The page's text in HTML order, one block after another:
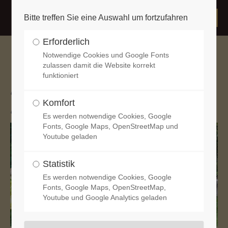
"Je suis Vincent Willi Junior from
Misty Veil" X "Excellent Jessy of
Message in June"
Bitte treffen Sie eine Auswahl um fortzufahren
Erforderlich
Notwendige Cookies und Google Fonts
zulassen damit die Website korrekt
funktioniert
Komfort
Es werden notwendige Cookies, Google
Fonts, Google Maps, OpenStreetMap und
Youtube geladen
Statistik
Es werden notwendige Cookies, Google
Fonts, Google Maps, OpenStreetMap,
Youtube und Google Analytics geladen